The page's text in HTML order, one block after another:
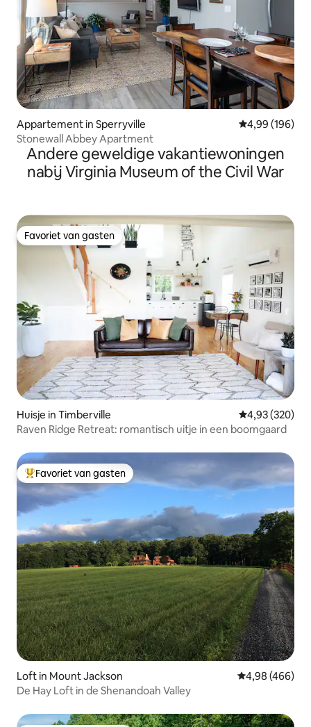
Appartement in Sperryville Gemiddelde
4,99 (196)
Stonewall Abbey Apartment
Andere geweldige vakantiewoningen
nabij Virginia Museum of the Civil War
Favoriet van gasten
Favoriet van gasten
Huisje in Timberville Gemiddelde
4,93 (320)
Raven Ridge Retreat: romantisch uitje in een boomgaard
Topfavoriet van gasten
Favoriet van gasten
Loft in Mount Jackson Gemiddelde
4,98 (466)
De Hay Loft in de Shenandoah Valley